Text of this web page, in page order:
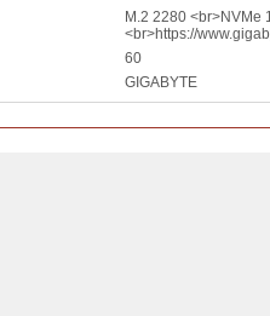
M.2 2280 <br>NVMe
<br>https://
60
GIGABYTE